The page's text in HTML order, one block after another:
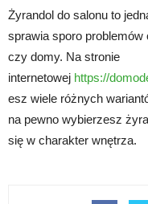
Żyrandol do salonu to
sprawia sporo
czy domy. Na stronie
internetowej https://
esz wiele różnych
na pewno wybierzesz
się w charakter wnętrza.